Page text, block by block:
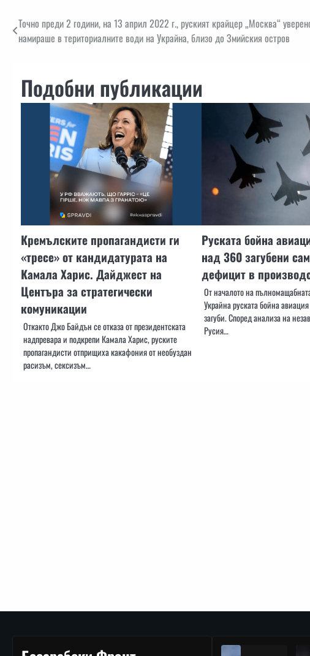
Навигация
Точно преди 2 години, на 13 април 2022 г., руският крайцер „Москва“
намираше в териториалните води на Украйна, близо до Змийския остров
Подобни публикации
Кремълските пропагандисти ги
«тресе» от кандидатурата на
Камала Харис. Дайджест на
Центъра за стратегически
комуникации
Откакто Джо Байдън се отказа от президентската
надпревара и подкрепи Камала Харис, руските
пропагандисти отприщиха какафония от необуздан
расизъм, сексизъм…
Руската бойна
над 360 загубени
дефицит в
От началото на
Украйна руската бойна
загуби. Според анализа на
Русия…